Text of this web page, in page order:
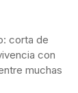
corta de
con
muchas